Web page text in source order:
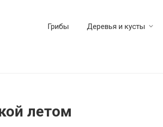
Грибы Деревья и кусты
летом